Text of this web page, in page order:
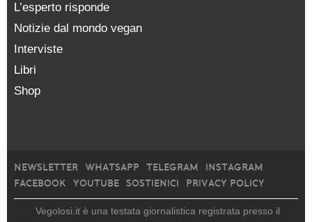
L’esperto risponde
Notizie dal mondo vegan
Interviste
Libri
Shop
NEWSLETTER WHATSAPP TELEGRAM
INSTAGRAM
FACEBOOK
YOUTUBE SOSTIENICI PRIVACY POLICY
Vegolosi.it è una testata giornalistica registrata presso il